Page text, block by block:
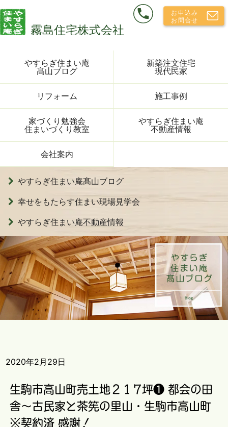
やすらぎ住まい庵
髙山ブログ
新築注文住宅
現代民家
リフォーム 施工事例
家づくり勉強会
住まいづくり教室
やすらぎ住まい庵
不動産情報
会社案内
やすらぎ住まい庵髙山ブログ
幸せをもたらす住まい現場見学会
やすらぎ住まい庵不動産情報
2020年2月29日
生駒市高山町売土地２１7坪❶ 都会の田
舎～古民家と茶筅の里山・生駒市高山町
※契約済 感謝！